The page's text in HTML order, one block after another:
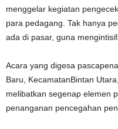
menggelar kegiatan
para pedagang. Tak hanya
ada di pasar, guna
Acara yang digesa
Baru, KecamatanBintan
melibatkan segenap elemen
penanganan pencegahan